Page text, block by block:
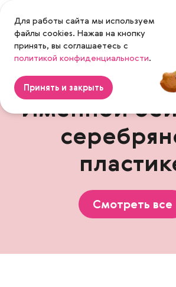
Magenta
Именной
Смотреть все
Для работы сайта мы используем
файлы cookies. Нажав на кнопку
принять, вы соглашаетесь с
политикой конфиденциальности.
Принять и закрыть